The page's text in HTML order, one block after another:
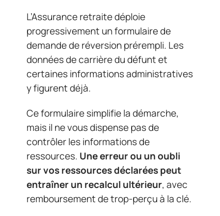
L’Assurance retraite déploie
progressivement un formulaire de
demande de réversion prérempli. Les
données de carrière du défunt et
certaines informations administratives
y figurent déjà.
Ce formulaire simplifie la démarche,
mais il ne vous dispense pas de
contrôler les informations de
ressources. Une erreur ou un oubli
sur vos ressources déclarées peut
entraîner un recalcul ultérieur, avec
remboursement de trop-perçu à la clé.